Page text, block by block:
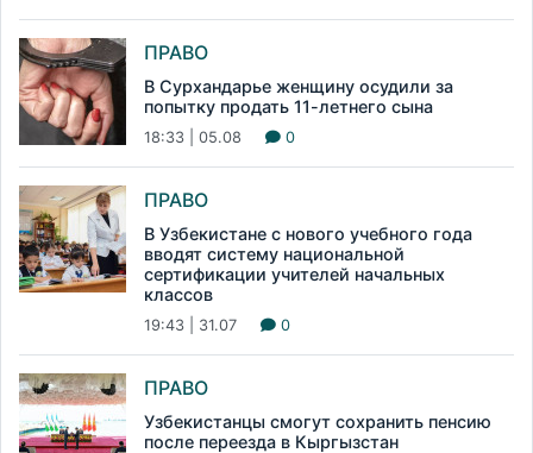
ПРАВО
В Сурхандарье женщину осудили за
попытку продать 11-летнего сына
18:33 | 05.08 0
ПРАВО
В Узбекистане с нового учебного года
вводят систему национальной
сертификации учителей начальных
классов
19:43 | 31.07 0
ПРАВО
Узбекистанцы смогут сохранить пенсию
после переезда в Кыргызстан